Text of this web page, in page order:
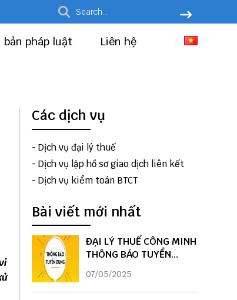
bản pháp luật Liên hệ
Các dịch vụ
- Dịch vụ đại lý thuế
- Dịch vụ lập hồ sơ giao dịch liên kết
- Dịch vụ kiểm toán BTCT
Bài viết mới nhất
ĐẠI LÝ THUẾ CÔNG MINH
THÔNG BÁO TUYỂN
DỤNG
07/05/2025